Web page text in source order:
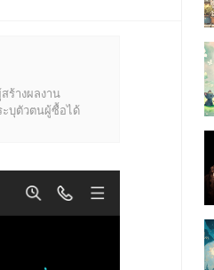
ร้างผลงาน
บุตัวตนผู้ซื้อได้